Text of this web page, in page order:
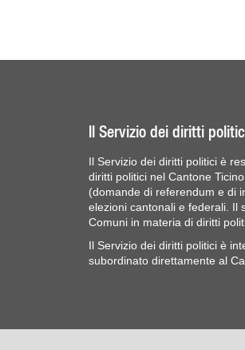
Il Servizio dei diritti
Il Servizio dei diritti politici è
diritti politici nel Cantone
(domande di referendum e di
elezioni cantonali e federali. Il
Comuni in materia di diritti
Il Servizio dei diritti politici è
subordinato direttamente al